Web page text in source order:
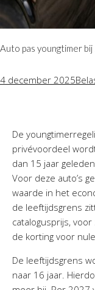
Auto pas youngtimer
4 december 2025
De
privévoordeel
dan 15 jaar
Voor deze auto’s
waarde in het
de leeftijdsgrens
catalogusprijs,
de korting voor
De leeftijdsgrens
naar 16 jaar.